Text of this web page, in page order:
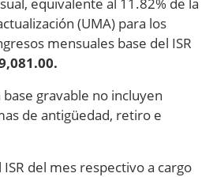
(UMA) para los
mensuales base del ISR
gravable no incluyen
de antigüedad, retiro e
ISR del mes respectivo a cargo